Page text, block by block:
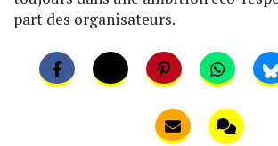
part des organisateurs.